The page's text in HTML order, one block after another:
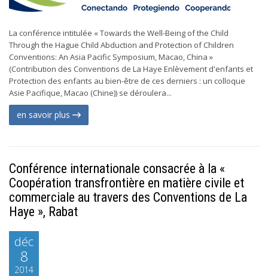
La conférence intitulée « Towards the Well-Being of the Child
Through the Hague Child Abduction and Protection of Children
Conventions: An Asia Pacific Symposium, Macao, China »
(Contribution des Conventions de La Haye Enlèvement d'enfants et
Protection des enfants au bien-être de ces derniers : un colloque
Asie Pacifique, Macao (Chine)) se déroulera...
en savoir plus
Conférence internationale consacrée à la «
Coopération transfrontière en matière civile et
commerciale au travers des Conventions de La
Haye », Rabat
déc
8
2014